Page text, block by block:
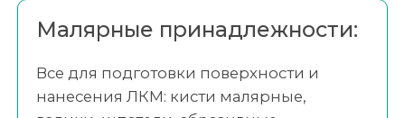
Малярные принадлежности:
Все для подготовки поверхности и
нанесения ЛКМ: кисти малярные,